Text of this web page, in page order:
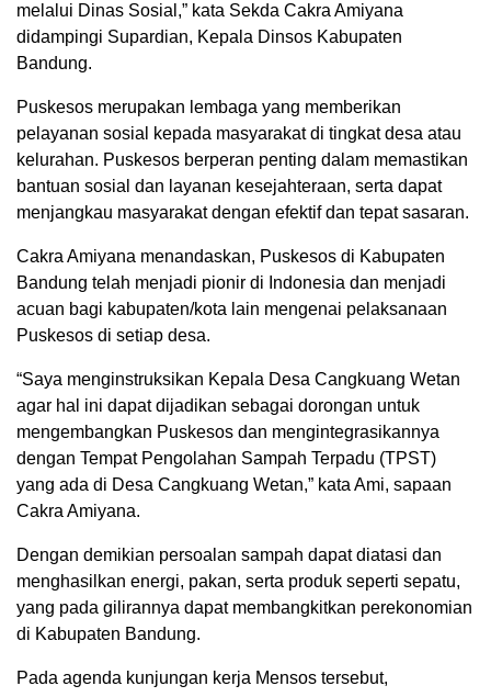
melalui Dinas Sosial,” kata Sekda Cakra Amiyana
didampingi Supardian, Kepala Dinsos Kabupaten
Bandung.
Puskesos merupakan lembaga yang memberikan
pelayanan sosial kepada masyarakat di tingkat desa atau
kelurahan. Puskesos berperan penting dalam memastikan
bantuan sosial dan layanan kesejahteraan, serta dapat
menjangkau masyarakat dengan efektif dan tepat sasaran.
Cakra Amiyana menandaskan, Puskesos di Kabupaten
Bandung telah menjadi pionir di Indonesia dan menjadi
acuan bagi kabupaten/kota lain mengenai pelaksanaan
Puskesos di setiap desa.
“Saya menginstruksikan Kepala Desa Cangkuang Wetan
agar hal ini dapat dijadikan sebagai dorongan untuk
mengembangkan Puskesos dan mengintegrasikannya
dengan Tempat Pengolahan Sampah Terpadu (TPST)
yang ada di Desa Cangkuang Wetan,” kata Ami, sapaan
Cakra Amiyana.
Dengan demikian persoalan sampah dapat diatasi dan
menghasilkan energi, pakan, serta produk seperti sepatu,
yang pada gilirannya dapat membangkitkan perekonomian
di Kabupaten Bandung.
Pada agenda kunjungan kerja Mensos tersebut,